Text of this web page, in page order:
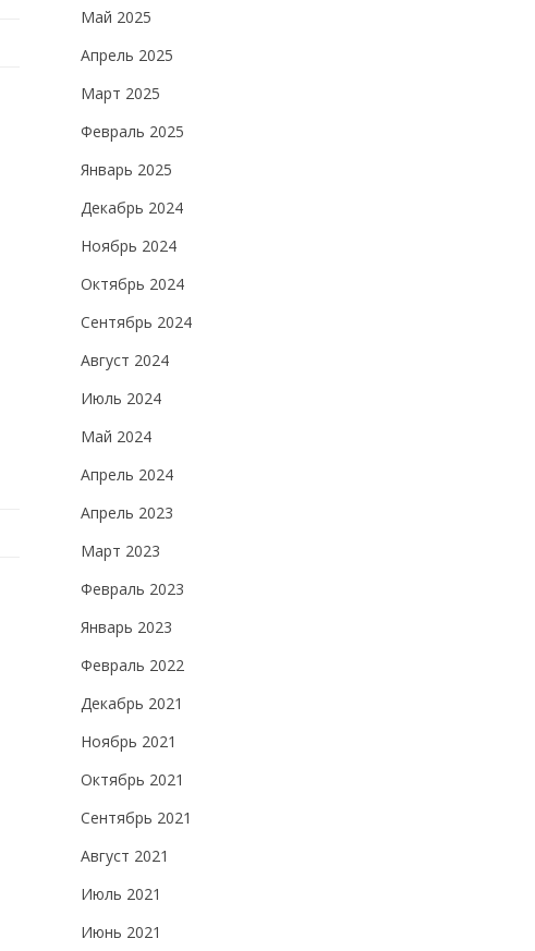
Май 2025
Апрель 2025
Март 2025
Февраль 2025
Январь 2025
Декабрь 2024
Ноябрь 2024
Октябрь 2024
Сентябрь 2024
Август 2024
Июль 2024
Май 2024
Апрель 2024
Апрель 2023
Март 2023
Февраль 2023
Январь 2023
Февраль 2022
Декабрь 2021
Ноябрь 2021
Октябрь 2021
Сентябрь 2021
Август 2021
Июль 2021
Июнь 2021